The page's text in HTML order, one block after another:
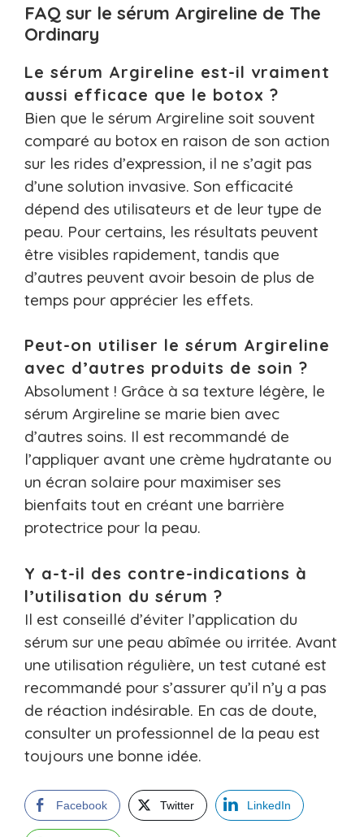
FAQ sur le sérum Argireline de The
Ordinary
Le sérum Argireline est-il vraiment
aussi efficace que le botox ?
Bien que le sérum Argireline soit souvent
comparé au botox en raison de son action
sur les rides d’expression, il ne s’agit pas
d’une solution invasive. Son efficacité
dépend des utilisateurs et de leur type de
peau. Pour certains, les résultats peuvent
être visibles rapidement, tandis que
d’autres peuvent avoir besoin de plus de
temps pour apprécier les effets.
Peut-on utiliser le sérum Argireline
avec d’autres produits de soin ?
Absolument ! Grâce à sa texture légère, le
sérum Argireline se marie bien avec
d’autres soins. Il est recommandé de
l’appliquer avant une crème hydratante ou
un écran solaire pour maximiser ses
bienfaits tout en créant une barrière
protectrice pour la peau.
Y a-t-il des contre-indications à
l’utilisation du sérum ?
Il est conseillé d’éviter l’application du
sérum sur une peau abîmée ou irritée. Avant
une utilisation régulière, un test cutané est
recommandé pour s’assurer qu’il n’y a pas
de réaction indésirable. En cas de doute,
consulter un professionnel de la peau est
toujours une bonne idée.
Facebook Twitter LinkedIn